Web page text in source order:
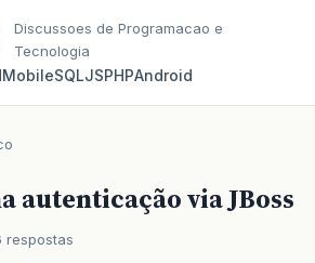
Discussoes de Programacao e
Tecnologia
MobileSQLJSPHPAndroid
autenticação via JBoss
respostas